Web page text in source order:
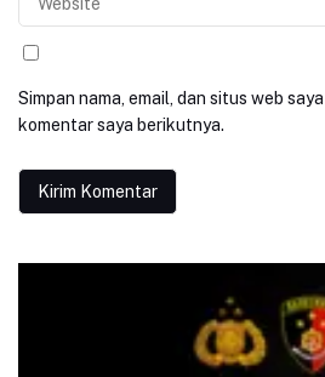
Simpan nama, email, dan situs web
komentar saya berikutnya.